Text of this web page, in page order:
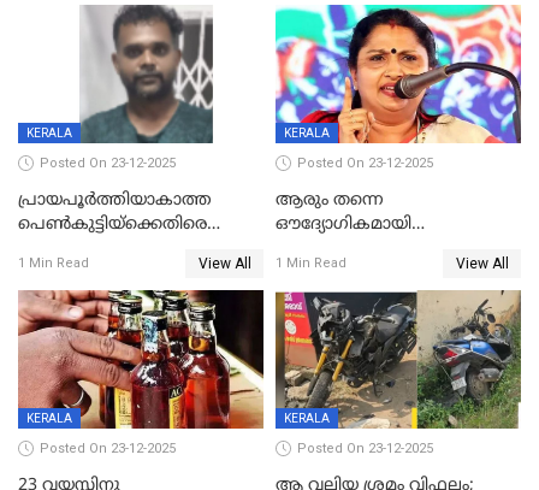
KERALA
Posted On 23-12-2025
പ്രായപൂർത്തിയാകാത്ത
പെൺകുട്ടിയ്ക്കെതിരെ
59 വർഷം തടവും 90,൦൦൦ രൂപ
പിഴയും ശിക്ഷ
1 Min Read View All
KERALA
Posted On 23-12-2025
ആരും തന്നെ
ഔദ്യോഗികമായി
കണ്ടെത്താൻ ഇന്ന് കോർ
കമ്മിറ്റി കൂടിയില്ല';
അതൃപ്തിയുമായി ദീപ്തി മേരി
വർഗീസ്
1 Min Read View All
KERALA
Posted On 23-12-2025
23 വയസ്സിനു
KERALA
Posted On 23-12-2025
ആ വലിയ ശ്രമം വിഫലം;